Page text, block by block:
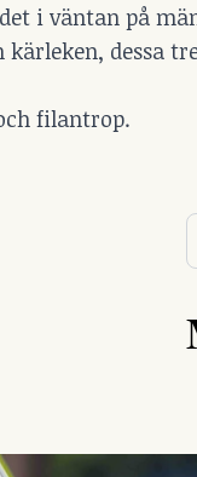
i väntan på
dessa
filantrop.